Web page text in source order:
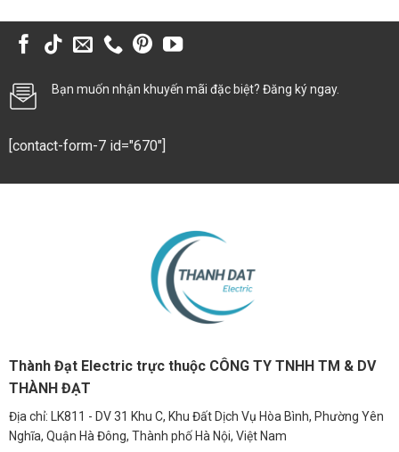
Bạn muốn nhận khuyến mãi đặc biệt? Đăng ký ngay.
[contact-form-7 id="670"]
Thành Đạt Electric trực thuộc CÔNG TY TNHH TM & DV
THÀNH ĐẠT
Địa chỉ: LK811 - DV 31 Khu C, Khu Đất Dịch Vụ Hòa Bình, Phường Yên
Nghĩa, Quận Hà Đông, Thành phố Hà Nội, Việt Nam